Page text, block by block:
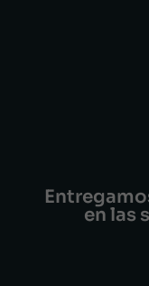
en las